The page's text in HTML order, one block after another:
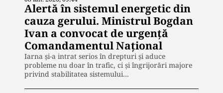
Alertă în sistemul energetic din
cauza gerului. Ministrul Bogdan
Ivan a convocat de urgență
Comandamentul Național
Iarna și-a intrat serios în drepturi și aduce
probleme nu doar în trafic, ci și îngrijorări majore
privind stabilitatea sistemului…